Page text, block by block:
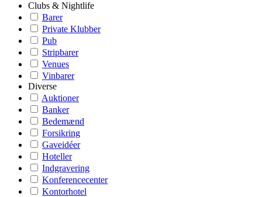
Clubs & Nightlife
Barer
Private Klubber
Pub
Stripbarer
Venues
Vinbarer
Diverse
Auktioner
Banker
Bedemænd
Forsikring
Gaveidéer
Hoteller
Indgravering
Konferencecenter
Kontorhotel